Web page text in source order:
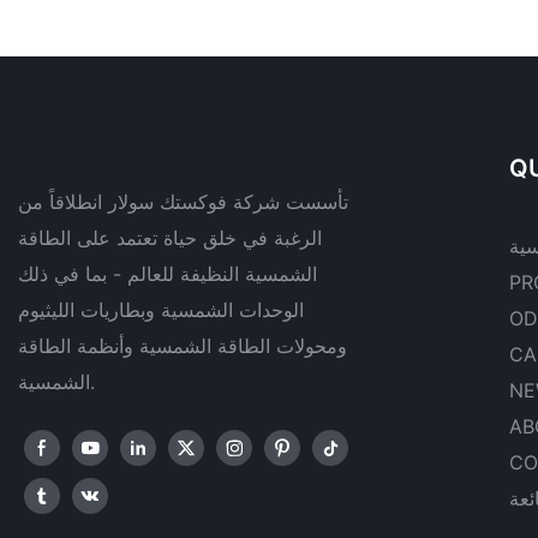
تأسست شركة فوكستك سولار انطلاقاً من
الرغبة في خلق حياة تعتمد على الطاقة
الشمسية النظيفة للعالم - بما في ذلك
الوحدات الشمسية وبطاريات الليثيوم
ومحولات الطاقة الشمسية وأنظمة الطاقة
الشمسية.